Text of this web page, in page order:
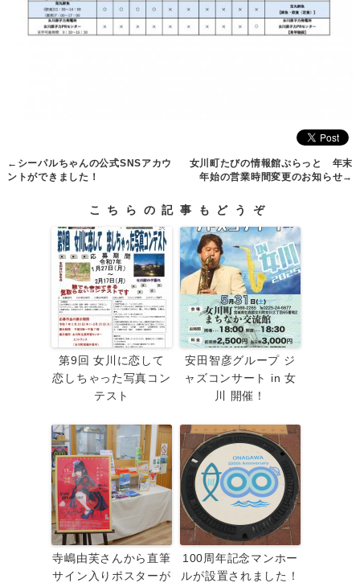
← シーパルちゃんの公式SNSアカウ
ントができました！
女川町たびの情報館ぷらっと 年末
年始の営業時間変更のお知らせ→
こちらの記事もどうぞ
第9回 女川に恋して
恋しちゃった写真コン
テスト
安田智彦グループ ジ
ャズコンサート in 女
川 開催！
寺嶋由芙さんから直筆
サイン入りポスターが
100周年記念マンホー
ルが設置されました！